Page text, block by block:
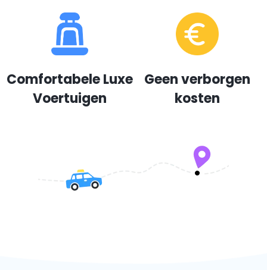
Comfortabele Luxe
Voertuigen
Geen verborgen
kosten